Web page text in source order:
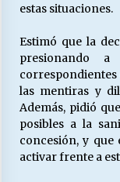
estas situaciones.
Estimó que la
presionando
las mentiras y
Además, pidió
posibles a la
concesión, y que
activar frente a